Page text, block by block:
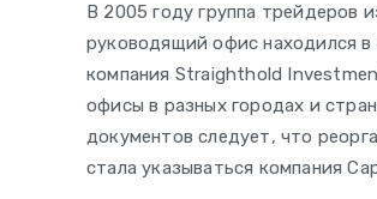
В 2005 году группа трейдеров
руководящий офис находился в
компания Straighthold
офисы в разных городах и
документов следует, что
стала указываться компания